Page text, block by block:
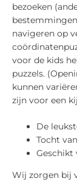
bezoeken
navigeren op
voor de kids
puzzels.
kunnen
zijn voor een
De
Tocht
Geschikt
Wij zorgen bij